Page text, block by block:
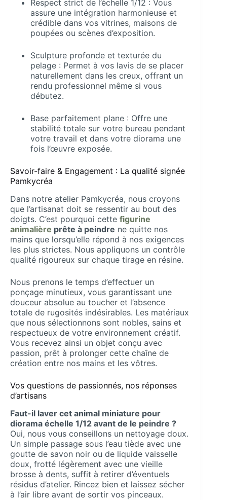
Respect strict de l’échelle 1/12 : Vous
assure une intégration harmonieuse et
crédible dans vos vitrines, maisons de
poupées ou scènes d’exposition.
Sculpture profonde et texturée du
pelage : Permet à vos lavis de se placer
naturellement dans les creux, offrant un
rendu professionnel même si vous
débutez.
Base parfaitement plane : Offre une
stabilité totale sur votre bureau pendant
votre travail et dans votre diorama une
fois l’œuvre exposée.
Savoir-faire & Engagement : La qualité signée
Pamkycréa
Dans notre atelier Pamkycréa, nous croyons
que l’artisanat doit se ressentir au bout des
doigts. C’est pourquoi cette figurine
animalière prête à peindre ne quitte nos
mains que lorsqu’elle répond à nos exigences
les plus strictes. Nous appliquons un contrôle
qualité rigoureux sur chaque tirage en résine.
Nous prenons le temps d’effectuer un
ponçage minutieux, vous garantissant une
douceur absolue au toucher et l’absence
totale de rugosités indésirables. Les matériaux
que nous sélectionnons sont nobles, sains et
respectueux de votre environnement créatif.
Vous recevez ainsi un objet conçu avec
passion, prêt à prolonger cette chaîne de
création entre nos mains et les vôtres.
Vos questions de passionnés, nos réponses
d’artisans
Faut-il laver cet animal miniature pour
diorama échelle 1/12 avant de le peindre ?
Oui, nous vous conseillons un nettoyage doux.
Un simple passage sous l’eau tiède avec une
goutte de savon noir ou de liquide vaisselle
doux, frotté légèrement avec une vieille
brosse à dents, suffit à retirer d’éventuels
résidus d’atelier. Rincez bien et laissez sécher
à l’air libre avant de sortir vos pinceaux.